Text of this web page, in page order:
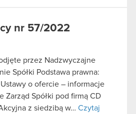
nr 57/2022
przez Nadzwyczajne
Spółki Podstawa prawna:
o ofercie – informacje
Zarząd Spółki pod firmą CD
z siedzibą w… Czytaj